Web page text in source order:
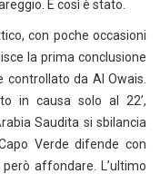
E così è stato.
con poche occasioni
la prima conclusione
da Al Owais.
in causa solo al 22’,
Saudita si sbilancia
Verde difende con
affondare. L’ultimo